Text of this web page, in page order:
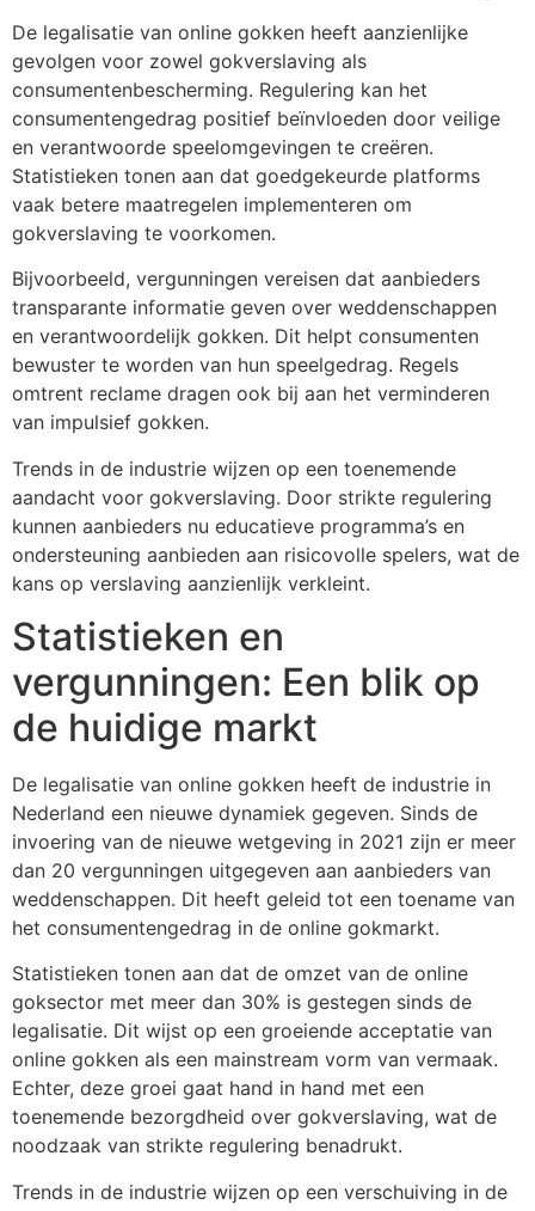
De legalisatie van online gokken heeft aanzienlijke
gevolgen voor zowel gokverslaving als
consumentenbescherming. Regulering kan het
consumentengedrag positief beïnvloeden door veilige
en verantwoorde speelomgevingen te creëren.
Statistieken tonen aan dat goedgekeurde platforms
vaak betere maatregelen implementeren om
gokverslaving te voorkomen.
Bijvoorbeeld, vergunningen vereisen dat aanbieders
transparante informatie geven over weddenschappen
en verantwoordelijk gokken. Dit helpt consumenten
bewuster te worden van hun speelgedrag. Regels
omtrent reclame dragen ook bij aan het verminderen
van impulsief gokken.
Trends in de industrie wijzen op een toenemende
aandacht voor gokverslaving. Door strikte regulering
kunnen aanbieders nu educatieve programma’s en
ondersteuning aanbieden aan risicovolle spelers, wat de
kans op verslaving aanzienlijk verkleint.
Statistieken en
vergunningen: Een blik op
de huidige markt
De legalisatie van online gokken heeft de industrie in
Nederland een nieuwe dynamiek gegeven. Sinds de
invoering van de nieuwe wetgeving in 2021 zijn er meer
dan 20 vergunningen uitgegeven aan aanbieders van
weddenschappen. Dit heeft geleid tot een toename van
het consumentengedrag in de online gokmarkt.
Statistieken tonen aan dat de omzet van de online
goksector met meer dan 30% is gestegen sinds de
legalisatie. Dit wijst op een groeiende acceptatie van
online gokken als een mainstream vorm van vermaak.
Echter, deze groei gaat hand in hand met een
toenemende bezorgdheid over gokverslaving, wat de
noodzaak van strikte regulering benadrukt.
Trends in de industrie wijzen op een verschuiving in de